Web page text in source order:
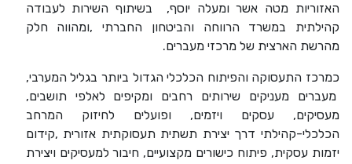
האזוריות מטה אשר ומעלה יוסף, בשיתוף השירות לעבודה
קהילתית במשרד הרווחה והביטחון החברתי,ומהווה חלק
מהרשת הארצית של מרכזי מעברים.
כמרכז התעסוקה והפיתוח הכלכלי הגדול ביותר בגליל המערבי,
מעברים מעניקים שירותים רחבים ומקיפים לאלפי תושבים,
מעסיקים, עסקים ויזמים, ופועלים לחיזוק המרחב
הכלכלי-קהילתי דרך יצירת תשתית תעסוקתית אזורית ,קידום
יזמות עסקית, פיתוח כישורים מקצועיים, חיבור למעסיקים ויצירת